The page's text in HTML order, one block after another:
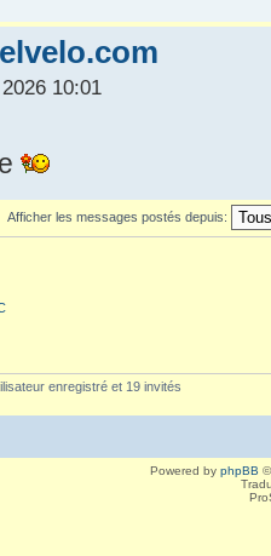
10:01
Afficher les messages postés depuis:
enregistré et 19 invités
Powered by phpBB